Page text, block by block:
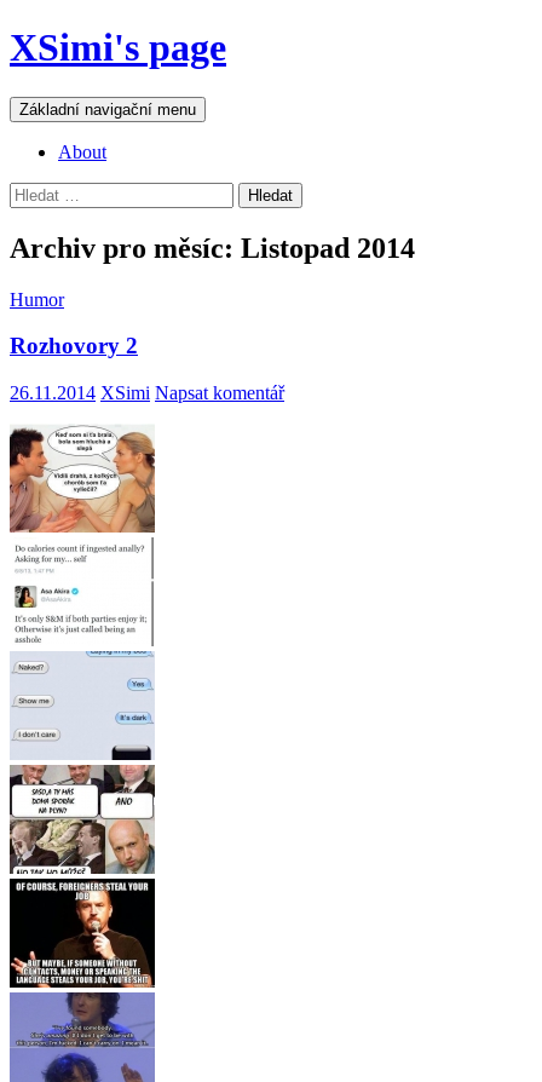
Přejít
k
webu
XSimi's page
Hledat
Základní navigační menu
About
Vyhledávání
Archiv pro měsíc: Listopad 2014
Humor
Rozhovory 2
26.11.2014 XSimi Napsat komentář